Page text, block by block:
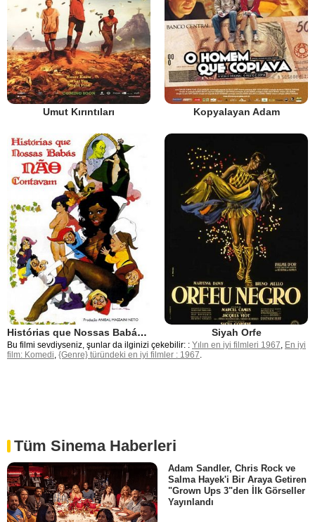
Umut Kırıntıları Kopyalayan Adam
Histórias que Nossas Babás Não Contavam Siyah Orfe
Bu filmi sevdiyseniz, şunlar da ilginizi çekebilir: : Yılın en iyi filmleri 1967, En iyi
film: Komedi, {Genre} türündeki en iyi filmler : 1967.
Tüm Sinema Haberleri
Adam Sandler, Chris Rock ve
Salma Hayek'i Bir Araya Getiren
"Grown Ups 3"den İlk Görseller
Yayınlandı